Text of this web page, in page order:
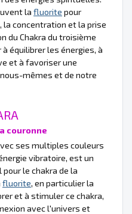
la fluorite pour
concentration et la prise
du Chakra du troisième
à équilibrer les énergies, à
et à favoriser une
mêmes et de notre
couronne
ses multiples couleurs
vibratoire, est un
le chakra de la
fluorite, en particulier la
et à stimuler ce chakra,
avec l'univers et